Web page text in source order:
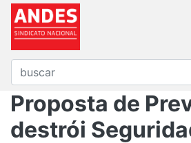
Proposta de
destrói